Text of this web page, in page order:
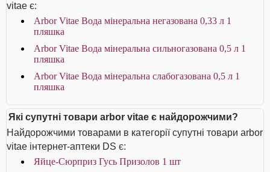
vitae є:
Arbor Vitae Вода мінеральна негазована 0,33 л 1
пляшка
Arbor Vitae Вода мінеральна сильногазована 0,5 л 1
пляшка
Arbor Vitae Вода мінеральна слабогазована 0,5 л 1
пляшка
Які супутні товари arbor vitae є найдорожчими?
Найдорожчими товарами в категорії супутні товари arbor
vitae інтернет-аптеки DS є:
Яйце-Сюрприз Гусь Призолов 1 шт